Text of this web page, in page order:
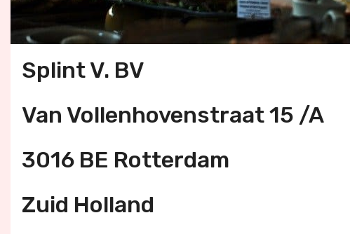
Splint V. BV
Van Vollenhovenstraat 15 /A
3016 BE Rotterdam
Zuid Holland